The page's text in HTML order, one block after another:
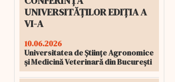
UNIVERSITĂȚILOR EDIȚIA A
VI-A
10.06.2026
Universitatea de Științe Agronomice
și Medicină Veterinară din București